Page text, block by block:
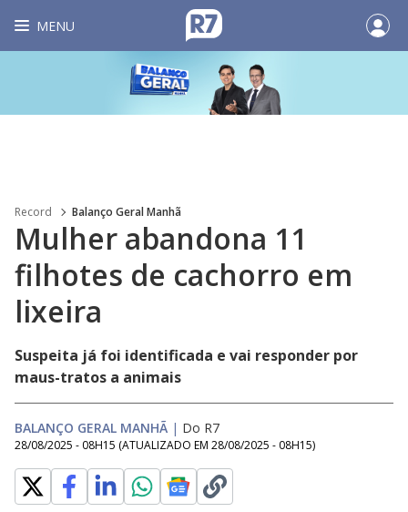
MENU
Record Balanço Geral Manhã
Mulher abandona 11
filhotes de cachorro em
lixeira
Suspeita já foi identificada e vai responder por
maus-tratos a animais
BALANÇO GERAL MANHÃ | Do R7
28/08/2025 - 08H15 (ATUALIZADO EM 28/08/2025 - 08H15)